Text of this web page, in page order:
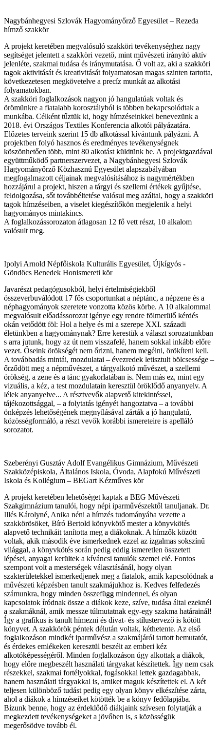
Nagybánhegyesi Szlovák Hagyományőrző Egyesület – Rezeda
hímző szakkör
A projekt keretében megvalósuló szakköri tevékenységhez nagy
segítséget jelentett a szakköri vezető, mint művészeti irányító aktív
jelenléte, szakmai tudása és iránymutatása. Ő volt az, aki a szakköri
tagok aktivitását és kreativitását folyamatosan magas szinten tartotta,
következetesen megkövetelve a precíz munkát az alkotási
folyamatokban.
A szakköri foglalkozások nagyon jó hangulatúak voltak és
örömünkre a fiatalabb korosztályból is többen bekapcsolódtak a
munkába. Célként tűztük ki, hogy hímzéseinkkel benevezünk a
2018. évi Országos Textiles Konferencia alkotói pályázatára.
Előzetes terveink szerint 15 db alkotással kívántunk pályázni. A
projektben folyó hasznos és eredményes tevékenységnek
köszönhetően több, mint 80 alkotást küldtünk be. A projektgazdával
együttműködő partnerszervezet, a Nagybánhegyesi Szlovák
Hagyományőrző Közhasznú Egyesület alapszabályában
megfogalmazott céljainak megvalósításához is nagymértékben
hozzájárul a projekt, hiszen a tárgyi és szellemi értékek gyűjtése,
feldolgozása, sőt továbbéltetése valósul meg azáltal, hogy a szakköri
tagok hímzéseiben, a viselet kiegészítőkön megjelenik a helyi
hagyományos mintakincs.
A foglalkozássorozaton átlagosan 12 fő vett részt, 10 alkalom
valósult meg.
Ipolyi Arnold Népfőiskola Kulturális Egyesület, Újkígyós -
Göndöcs Benedek Honismereti kör
Javarészt pedagógusokból, helyi értelmiségiekből
összeverbuválódott 17 fős csoportunkat a néptánc, a népzene és a
néphagyományok szeretete vonzotta közös körbe. A 10 alkalommal
megvalósult előadássorozat igénye egy rendre fölmerülő kérdés
okán vetődött föl: Hol a helye és mi a szerepe XXI. századi
életünkben a hagyománynak? Erre kerestük a választ sorozatunkban
s arra jutunk, hogy az út nem visszafelé, hanem sokkal inkább előre
vezet. Őseink örökségét nem őrizni, hanem megélni, örökíteni kell.
A továbbadás mintái, mozdulatai – évezredek letisztult bölcsessége –
őrződött meg a népművészet, a tárgyalkotó művészet, a szellemi
örökség, a zene és a tánc gyakorlatában is. Nem más ez, mint egy
vizuális, a kéz, a test mozdulatain keresztül öröklődő anyanyelv. A
lélek anyanyelve... A résztvevők alapvető kitekintéssel,
tájékozottsággal, – a folytatás igényét hangoztatva – a további
önképzés lehetőségének megnyílásával zárták a jó hangulatú,
közösségformáló, a részt vevők korábbi ismereteire is apelláló
sorozatot.
Szeberényi Gusztáv Adolf Evangélikus Gimnázium, Művészeti
Szakközépiskola, Általános Iskola, Óvoda, Alapfokú Művészeti
Iskola és Kollégium – BEGart Kézműves kör
A projekt keretében lehetőséget kaptak a BEG Művészeti
Szakgimnázium tanulói, hogy népi iparművészektől tanuljanak. Dr.
Illés Károlyné, Anika néni a hímzés tudományába vezette a
szakkörösöket, Bíró Bertold könyvkötő mester a könyvkötés
alapvető technikáit tanította meg a diákoknak. A hímzők között
voltak, akik második éve ismerkednek ezzel az izgalmas sokszínű
világgal, a könyvkötés során pedig eddig ismeretlen összetett
lépései, anyagai kerültek a kíváncsi tanulók szemei elé. Fontos
szempont volt a mesterségek választásánál, hogy olyan
szakterületekkel ismerkedjenek meg a fiatalok, amik kapcsolódnak a
művészeti képzésben tanult szakmájukhoz is. Kedves felfedezés
számunkra, hogy minden összefügg mindennel, és olyan
kapcsolatok íródnak össze a diákok keze, szíve, tudása által ezeknél
a szakmáknál, amik messze túlmutatnak egy-egy szakma határainál!
Így a grafikus is tanult hímezni és divat- és stílustervező is kötött
könyvet. A szakkörök péntek délután voltak, kéthetente. Az első
foglalkozáson mindkét iparművész a szakmájáról tartott bemutatót,
és érdekes emlékeken keresztül beszélt az emberi kéz
alkotóképességéről. Minden foglalkozáson úgy alkottak a diákok,
hogy előre megbeszélt használati tárgyakat készítettek. Így nem csak
részekkel, szakmai fortélyokkal, fogásokkal lettek gazdagabbak,
hanem használati tárgyakkal is, amiket maguk készítettek el. A két
teljesen különböző tudást pedig egy olyan könyv elkészítése zárta,
ahol a diákok a hímzéseiket kötötték be a könyv fedőlapjába.
Bízunk benne, hogy az érdeklődő diákjaink szívesen folytatják a
megkezdett tevékenységeket a jövőben is, s közösségük
megerősödve tovább él.